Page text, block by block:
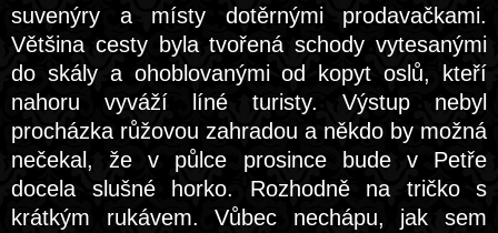
suvenýry a místy dotěrnými prodavačkami.
Většina cesty byla tvořená schody vytesanými
do skály a ohoblovanými od kopyt oslů, kteří
nahoru vyváží líné turisty. Výstup nebyl
procházka růžovou zahradou a někdo by možná
nečekal, že v půlce prosince bude v Petře
docela slušné horko. Rozhodně na tričko s
krátkým rukávem. Vůbec nechápu, jak sem